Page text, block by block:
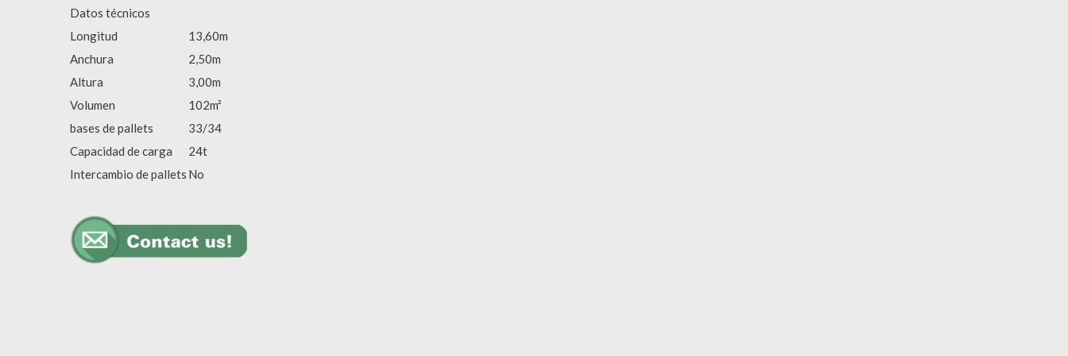
Datos técnicos
Longitud
13,60m
Anchura
2,50m
Altura
3,00m
Volumen
102m²
bases de pallets
33/34
Capacidad de carga
24t
Intercambio de pallets No